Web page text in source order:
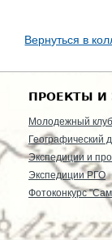
Вернуться в
ПРОЕКТЫ И
Молодежный клуб
Географический
Экспедиции и
Экспедиции РГО
Фотоконкурс